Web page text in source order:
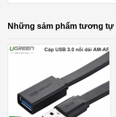
Những sảm phẩm tương tự